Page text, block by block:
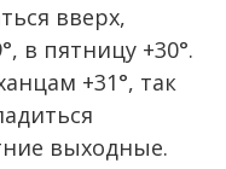
вверх,
в пятницу +30°.
+31°, так
выходные.